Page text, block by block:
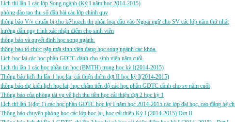
Lịch thi lần 1 các lớp Song ngành (Kỳ I năm học 2014-2015)
phòng đào tạo thu sổ đầu bài các lớp chính quy
thông báo V/v chuẩn bị cho kế hoạch thi phân loại đầu vào Ngoại ngữ cho SV các lớp năm thứ nhất
hướng dẫn quy trình xác nhận điểm cho sinh viên
thông báo và quyết đinh học song ngành.
thông báo tổ chức gặp mặt sinh viên đang học song ngành các khóa.
Lịch học lại các học phần GDTC dành cho sinh viên năm cuối.
Lịch thi lần 1 các học phần tin học (BMTH) trong học kỳ I(2014-2015)
Thông báo lịch thi lần 1 học lại, cải thiện điểm đợt II học kỳ I(2014-2015)
thông báo dự kiến lịch học lại, học chậm tiến độ các học phần GDTC dành cho sv năm cuối
Thông báo của phòng tài vụ về lịch thu tiền học cải thiện đợt 2 học kỳ 1
Lịch thi lần 1(đợt 1) các học phần GDTC học kỳ I năm học 2014-2015 các lớp đại học, cao đẳng hệ
Thông báo chuyển phòng học các lớp học lại, học cải thiện Kỳ I (2014-2015) Đợt II